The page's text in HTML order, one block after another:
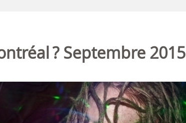
? Septembre 2015